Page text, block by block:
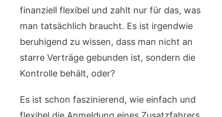
finanziell flexibel und zahlt nur für das, was
man tatsächlich braucht. Es ist irgendwie
beruhigend zu wissen, dass man nicht an
starre Verträge gebunden ist, sondern die
Kontrolle behält, oder?
Es ist schon faszinierend, wie einfach und